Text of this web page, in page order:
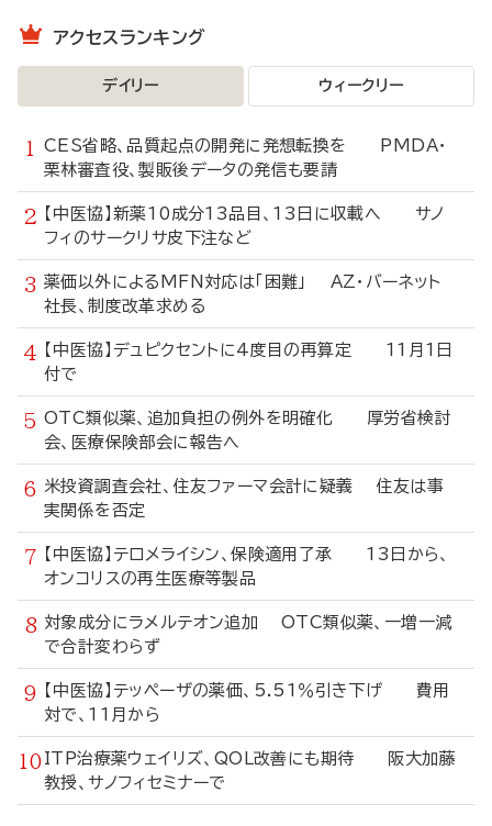
アクセスランキング
デイリー ウィークリー
CES省略、品質起点の開発に発想転換を PMDA・
栗林審査役、製販後データの発信も要請
【中医協】新薬10成分13品目、13日に収載へ サノ
フィのサークリサ皮下注など
薬価以外によるMFN対応は「困難」 AZ・バーネット
社長、制度改革求める
【中医協】デュピクセントに4度目の再算定 11月1日
付で
OTC類似薬、追加負担の例外を明確化 厚労省検討
会、医療保険部会に報告へ
米投資調査会社、住友ファーマ会計に疑義 住友は事
実関係を否定
【中医協】テロメライシン、保険適用了承 13日から、
オンコリスの再生医療等製品
対象成分にラメルテオン追加 OTC類似薬、一増一減
で合計変わらず
【中医協】テッペーザの薬価、5.51％引き下げ 費用
対で、11月から
ITP治療薬ウェイリズ、QOL改善にも期待 阪大加藤
教授、サノフィセミナーで